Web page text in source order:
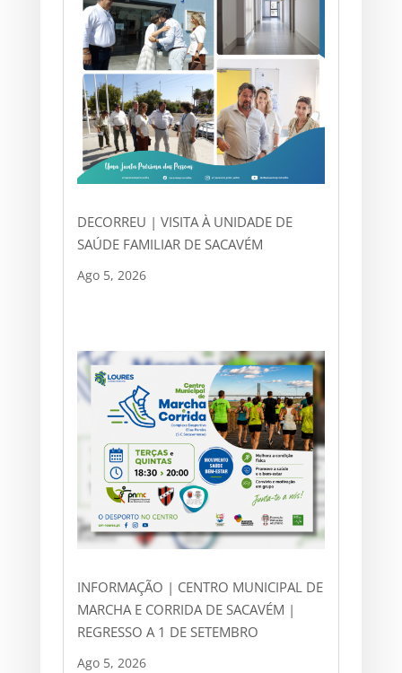
DECORREU | VISITA À UNIDADE DE
SAÚDE FAMILIAR DE SACAVÉM
Ago 5, 2026
INFORMAÇÃO | CENTRO MUNICIPAL DE
MARCHA E CORRIDA DE SACAVÉM |
REGRESSO A 1 DE SETEMBRO
Ago 5, 2026